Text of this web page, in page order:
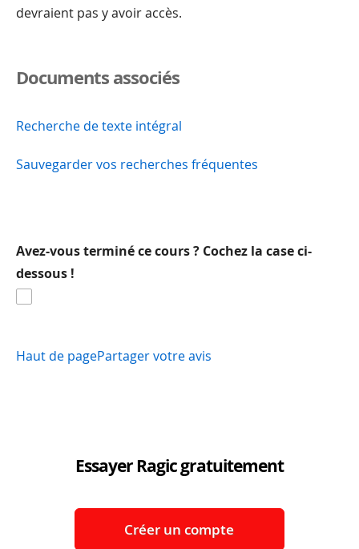
devraient pas y avoir accès.
Documents associés
Recherche de texte intégral
Sauvegarder vos recherches fréquentes
Avez-vous terminé ce cours ? Cochez la case ci-
dessous !
Haut de pagePartager votre avis
Essayer Ragic gratuitement
Créer un compte